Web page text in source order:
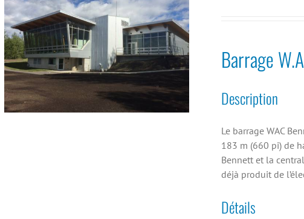
Barrage
Description
Le barrage WAC
183 m (660 pi) de
Bennett et la
déjà produit de
Détails